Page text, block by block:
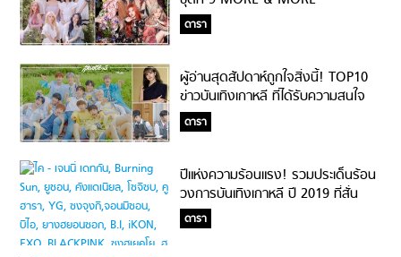
ดารา
ผู้อ่านสุดสัปดาห์ถูกใจสิ่งนี้! TOP10
ข่าวบันเทิงเกาหลี ที่ได้รับความสนใจ
จากแฟนสุดสัปดาห์มากที่สุดในปี 2019
ดารา
ปีแห่งความร้อนแรง! รวมประเด็นร้อน
วงการบันเทิงเกาหลี ปี 2019 ที่สั่น
สะเทือนไปทั้งเอเชีย
ดารา